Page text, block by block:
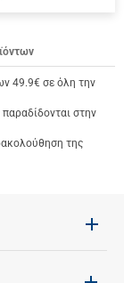
49.9€ σε όλη την
στην
της